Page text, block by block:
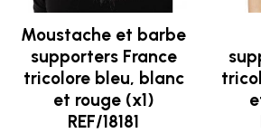
Moustache et barbe
supporters France
tricolore bleu, blanc
et rouge (x1)
REF/18181